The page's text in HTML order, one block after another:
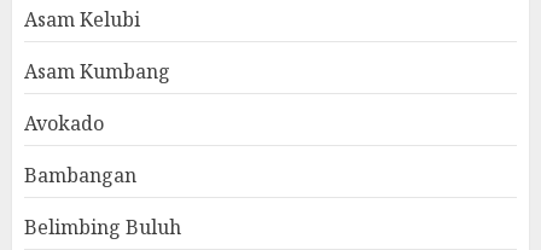
Asam Kelubi
Asam Kumbang
Avokado
Bambangan
Belimbing Buluh